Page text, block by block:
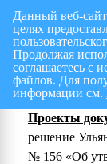
Проекты
решение
№ 156 «Об
Данный веб-
целях
Продолжая
соглашаетесь с
файлов. Для
информации см.